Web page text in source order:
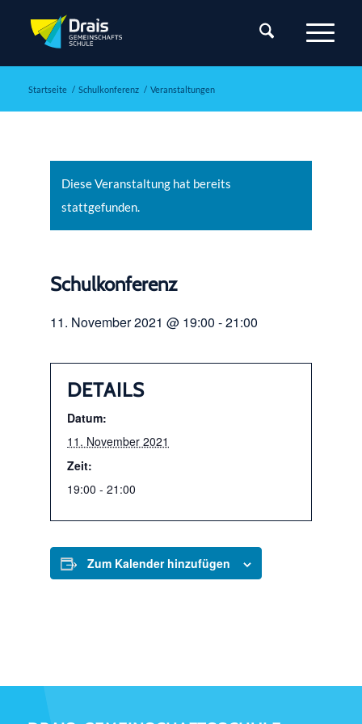
Startseite / Schulkonferenz / Veranstaltungen
Diese Veranstaltung hat bereits
stattgefunden.
Schulkonferenz
11. November 2021 @ 19:00 -21:00
DETAILS
Datum:
11. November 2021
Zeit:
19:00 - 21:00
Zum Kalender hinzufügen